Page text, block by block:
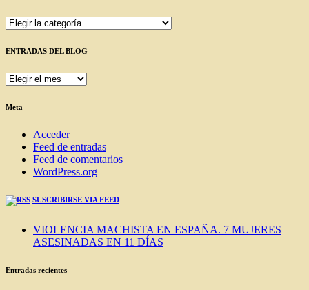
Categorías
ENTRADAS DEL BLOG
ENTRADAS
BLOG
Meta
Acceder
Feed de entradas
Feed de comentarios
WordPress.org
SUSCRIBIRSE VIA FEED
VIOLENCIA MACHISTA EN ESPAÑA. 7 MUJERES
ASESINADAS EN 11 DÍAS
Entradas recientes